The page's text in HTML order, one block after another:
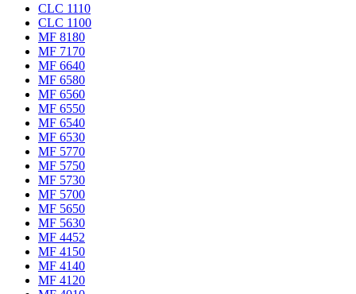
CLC 1110
CLC 1100
MF 8180
MF 7170
MF 6640
MF 6580
MF 6560
MF 6550
MF 6540
MF 6530
MF 5770
MF 5750
MF 5730
MF 5700
MF 5650
MF 5630
MF 4452
MF 4150
MF 4140
MF 4120